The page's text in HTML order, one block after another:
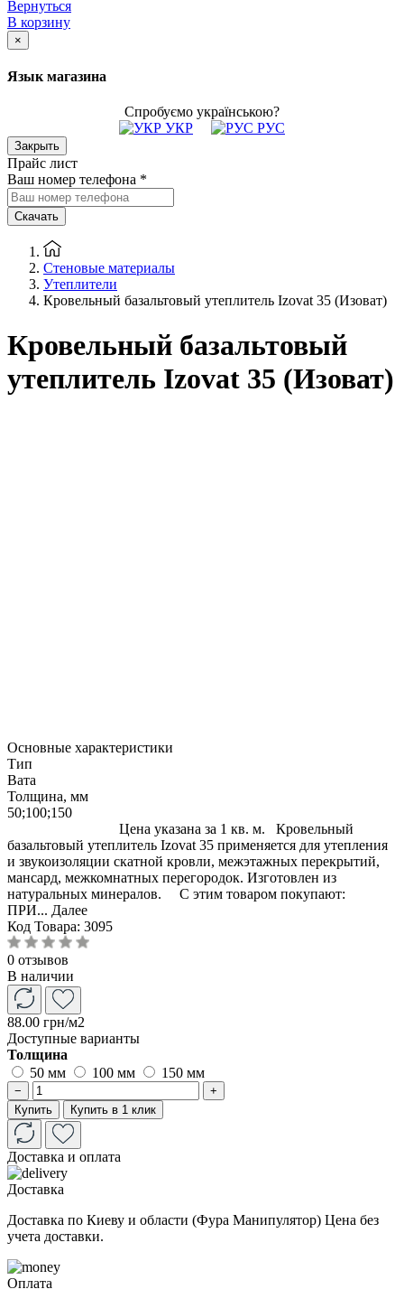
Вернуться
В корзину
×
Язык магазина
Спробуємо українською?
УКР
РУС
Закрыть
Прайс лист
Ваш номер телефона *
Скачать
Стеновые материалы
Утеплители
Кровельный базальтовый утеплитель Izovat 35 (Изоват)
Кровельный базальтовый
утеплитель Izovat 35 (Изоват)
Основные характеристики
Тип
Вата
Толщина, мм
50;100;150
Цена указана за 1 кв. м. Кровельный
базальтовый утеплитель Izovat 35 применяется для утепления
и звукоизоляции скатной кровли, межэтажных перекрытий,
мансард, межкомнатных перегородок. Изготовлен из
натуральных минералов. С этим товаром покупают:
ПРИ... Далее
Код Товара: 3095
0 отзывов
В наличии
88.00 грн/м2
Доступные варианты
Толщина
50 мм
100 мм 150 мм
−
+
Купить
Купить в 1 клик
Доставка и оплата
Доставка
Доставка по Киеву и области (Фура Манипулятор) Цена без
учета доставки.
Оплата